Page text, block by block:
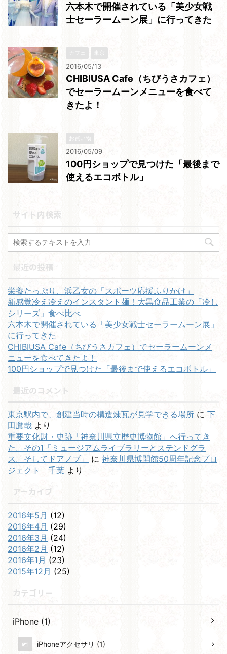
六本木で開催されている「美少女戦
士セーラームーン展」に行ってきた
カフェ 東京
2016/05/13
CHIBIUSA Cafe（ちびうさカフェ）
でセーラームーンメニューを食べて
きたよ！
お買い物
2016/05/09
100円ショップで見つけた「最後まで
使えるエコボトル」
サイト内検索
最近の投稿
栄養たっぷり、浜乙女の「スポーツ応援ふりかけ」
新感覚冷え冷えのインスタント麺！大黒食品工業の「冷し
シリーズ」食べ比べ
六本木で開催されている「美少女戦士セーラームーン展」
に行ってきた
CHIBIUSA Cafe（ちびうさカフェ）でセーラームーンメ
ニューを食べてきたよ！
100円ショップで見つけた「最後まで使えるエコボトル」
最近のコメント
東京駅内で、創建当時の構造煉瓦が見学できる場所 に 下
田鷹哉 より
重要文化財・史跡「神奈川県立歴史博物館」へ行ってき
た。その1「ミュージアムライブラリーとステンドグラ
ス。そしてドアノブ」
に 神奈川県博開館50周年記念プロ
ジェクト 千葉 より
アーカイブ
2016年5月 (12)
2016年4月 (29)
2016年3月 (24)
2016年2月 (12)
2016年1月 (23)
2015年12月 (25)
カテゴリー
iPhone (1)
iPhoneアクセサリ (1)